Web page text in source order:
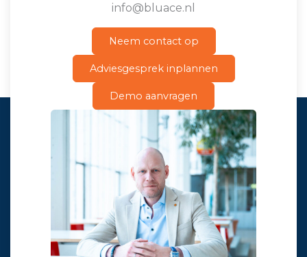
info@bluace.nl
Neem contact op
Adviesgesprek inplannen
Demo aanvragen